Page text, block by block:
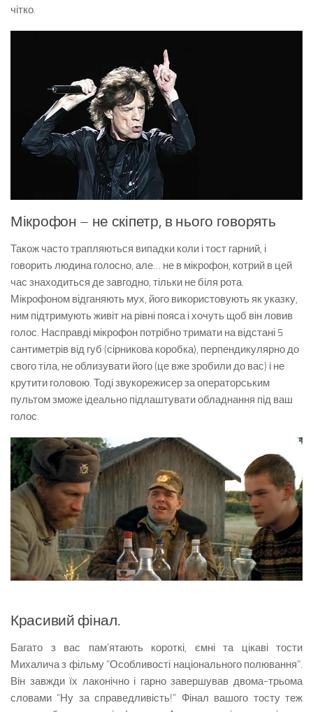
чітко.
Мікрофон – не скіпетр, в нього говорять
Також часто трапляються випадки коли і тост гарний, і
говорить людина голосно, але… не в мікрофон, котрий в цей
час знаходиться де завгодно, тільки не біля рота.
Мікрофоном відганяють мух, його використовують як указку,
ним підтримують живіт на рівні пояса і хочуть щоб він ловив
голос. Насправді мікрофон потрібно тримати на відстані 5
сантиметрів від губ (сірникова коробка), перпендикулярно до
свого тіла, не облизувати його (це вже зробили до вас) і не
крутити головою. Тоді звукорежисер за операторським
пультом зможе ідеально підлаштувати обладнання під ваш
голос.
Красивий фінал.
Багато з вас пам’ятають короткі, ємні та цікаві тости
Михалича з фільму “Особливості національного полювання”.
Він завжди їх лаконічно і гарно завершував двома-трьома
словами “Ну за справедливість!” Фінал вашого тосту теж